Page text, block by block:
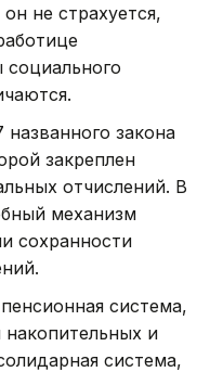
не страхуется,
закона
закреплен
отчислений. В
механизм
сохранности
система,
и
система,